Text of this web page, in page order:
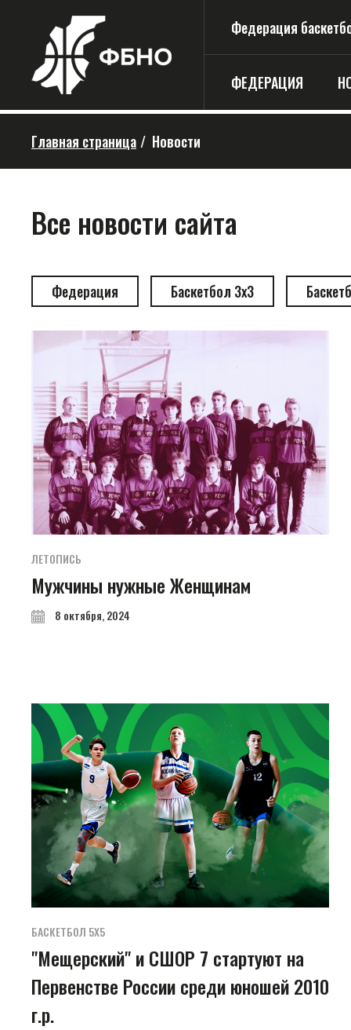
Федерация
ФЕДЕРАЦИЯ
Главная страница / Новости
Все новости сайта
Федерация Баскетбол 3х3
ЛЕТОПИСЬ
Мужчины нужные Женщинам
8 октября, 2024
БАСКЕТБОЛ 5Х5
"Мещерский" и СШОР 7 стартуют на
Первенстве России среди юношей 2010
г.р.